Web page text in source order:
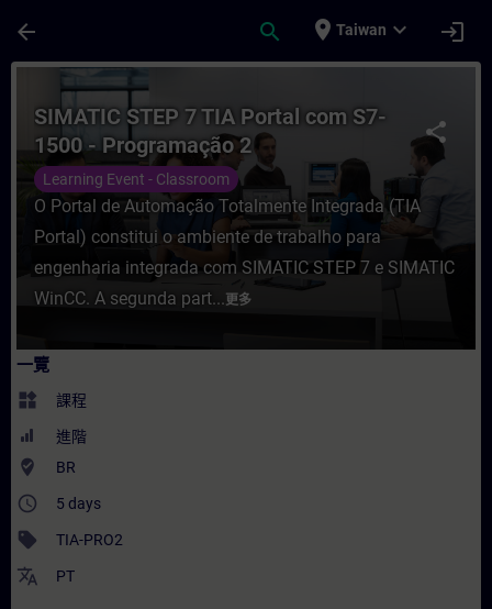
arrow_back search place Taiwan expand_more login
課程 - SIMATIC STEP 7 TIA Portal com
share
SIMATIC STEP 7 TIA Portal com S7-
1500 - Programação 2
Learning Event - Classroom
O Portal de Automação Totalmente Integrada (TIA
Portal) constitui o ambiente de trabalho para
engenharia integrada com SIMATIC STEP 7 e SIMATIC
WinCC. A segunda part...更多
一覽
widgets 課程
進階
where_to_vote BR
access_time 5 days
sell TIA-PRO2
translate PT